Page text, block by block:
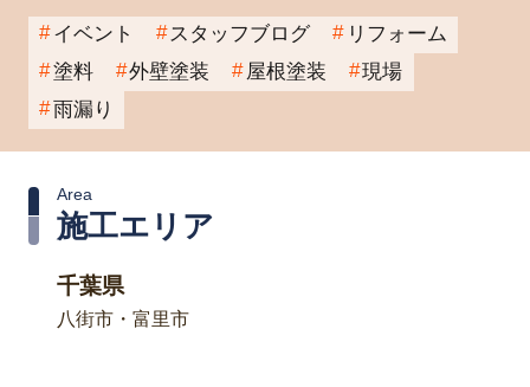
イベント スタッフブログ
リフォーム
塗料
外壁塗装 屋根塗装
現場
雨漏り
施工エリア
Area
千葉県
八街市・富里市